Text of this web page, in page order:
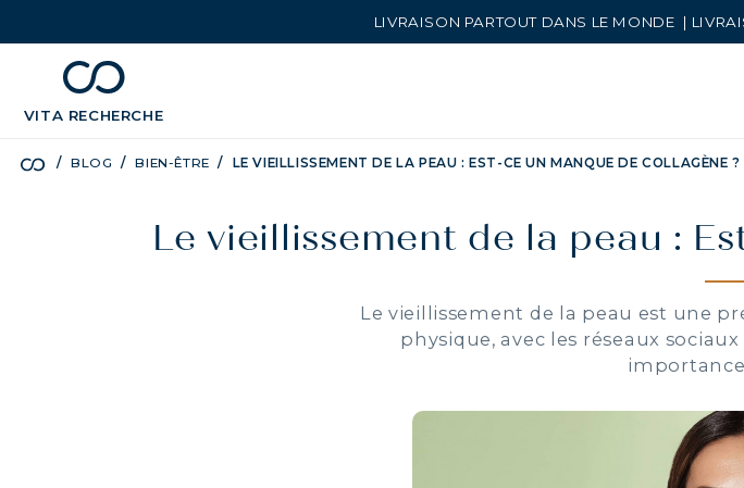
LIVRAISON PARTOUT DANS LE MONDE |
VITA RECHERCHE
chevron_leftBÉNÉFICES
BLOG BIEN-ÊTRE LE VIEILLISSEMENT DE LA PEAU : EST-CE UN MANQUE DE COLLAGÈNE ?
Le vieillissement de la peau :
Le vieillissement de la peau est une
physique, avec les réseaux